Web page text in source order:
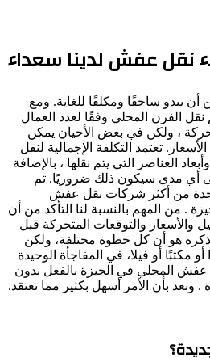
نقل عفش لدينا سعداء
يبدو ساحقًا ومكلفًا للغاية. ومع
نقل الفرن المحلي وفقًا لعدد العمال
، ولكن في بعض الأحيان يمكن
تعتمد التكلفة الإجمالية لنقل
العناصر التي يتم نقلها ، بالإضافة
أي مدى سيكون ذلك ضروريًا. تم
من أكثر شركات نقل عفش
. من المهم بالنسبة لنا التأكد من أن
والأسعار والتوقعات المتحركة قبل
هو أن كل خطوة مختلفة، ولكن
مكتبًا أو فيلا، في المفاجأة الوحيدة
المحلي في الجيزة بالفعل بدون
بأن الأمر أسهل بكثير مما تعتقد.